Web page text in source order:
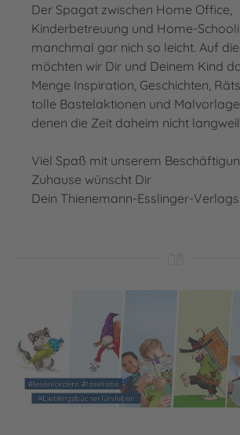
Der Spagat zwischen Home Office,
Kinderbetreuung und Home-
manchmal gar nich so leicht. Auf
möchten wir Dir und Deinem Kind
Menge Inspiration, Geschichten,
tolle Bastelaktionen und
denen die Zeit daheim nicht
Viel Spaß mit unserem
Zuhause wünscht Dir
Dein Thienemann-Esslinger-